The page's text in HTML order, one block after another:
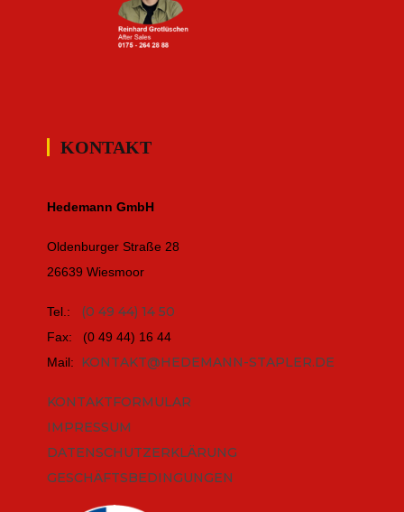
KONTAKT
Hedemann GmbH
Oldenburger Straße 28
26639 Wiesmoor
Tel.: (0 49 44) 14 50
Fax: (0 49 44) 16 44
Mail: KONTAKT@HEDEMANN-STAPLER.DE
KONTAKTFORMULAR
IMPRESSUM
DATENSCHUTZERKLÄRUNG
GESCHÄFTSBEDINGUNGEN